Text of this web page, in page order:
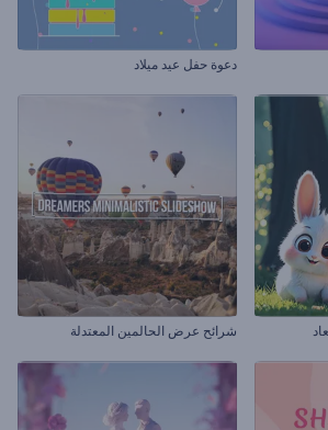
دعوة حفل عيد ميلاد
شرائح عرض الحالمين المعتدلة